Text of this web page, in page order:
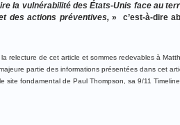
la vulnérabilité des États-Unis face au
des actions préventives,» c’est-à-dire
relecture de cet article et sommes redevables à
partie des informations présentées dans cet
site fondamental de Paul Thompson, sa 9/11 Timeline.